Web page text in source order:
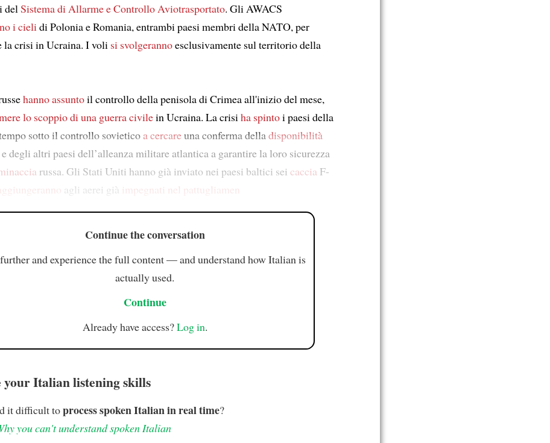
delSistema di Allarme e Controllo Aviotrasportato. Gli AWACS
i cielidi Polonia e Romania, entrambi paesi membri della NATO, per
la crisi in Ucraina. I voli si svolgerannoesclusivamente sul territorio della
hanno assuntoil controllo della penisola di Crimea all'inizio del mese,
lo scoppio di una guerra civilein Ucraina. La crisiha spintoi paesi della
sotto il controllo sovieticoa cercareuna conferma delladisponibilità
degli altri paesi dell’alleanza militare atlantica a garantire la loro sicurezza
russa. Gli Stati Uniti hanno già inviato nei paesi baltici sei caccia F-
agli aerei già impegnati nel pattugliamen
Continue the conversation
and experience the full content — and understand how Italian is
actually used.
Continue
Already have access?Log in.
your Italian listening skills
it difficult toprocess spoken Italian in real time?
you can't understand spoken Italian